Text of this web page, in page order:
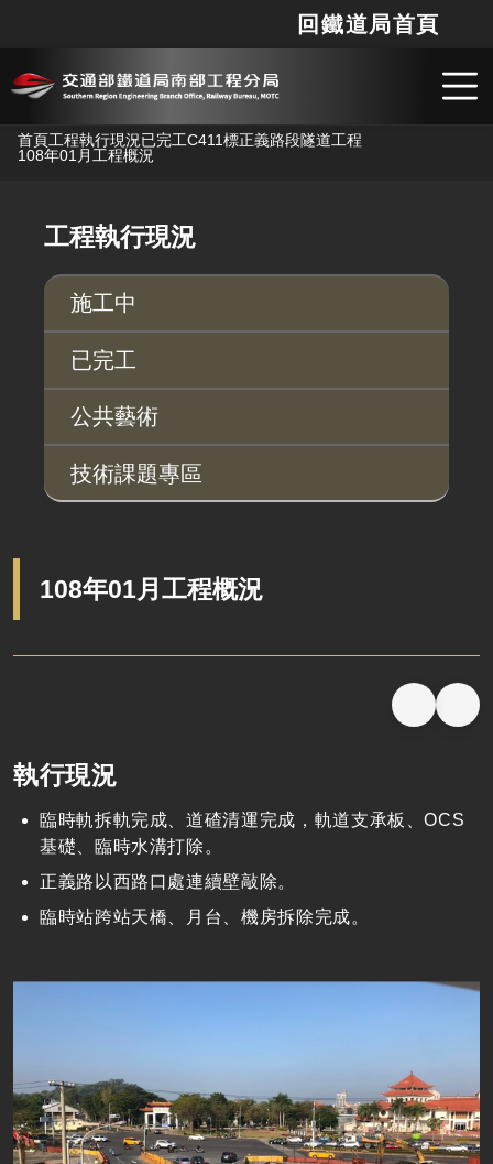
跳到主要內容
回鐵道局首頁
首頁工程執行現況已完工C411標正義路段隧道工程
108年01月工程概況
工程執行現況
施工中
已完工
公共藝術
技術課題專區
108年01月工程概況
執行現況
臨時軌拆軌完成、道碴清運完成，軌道支承板、OCS
基礎、臨時水溝打除。
正義路以西路口處連續壁敲除。
臨時站跨站天橋、月台、機房拆除完成。